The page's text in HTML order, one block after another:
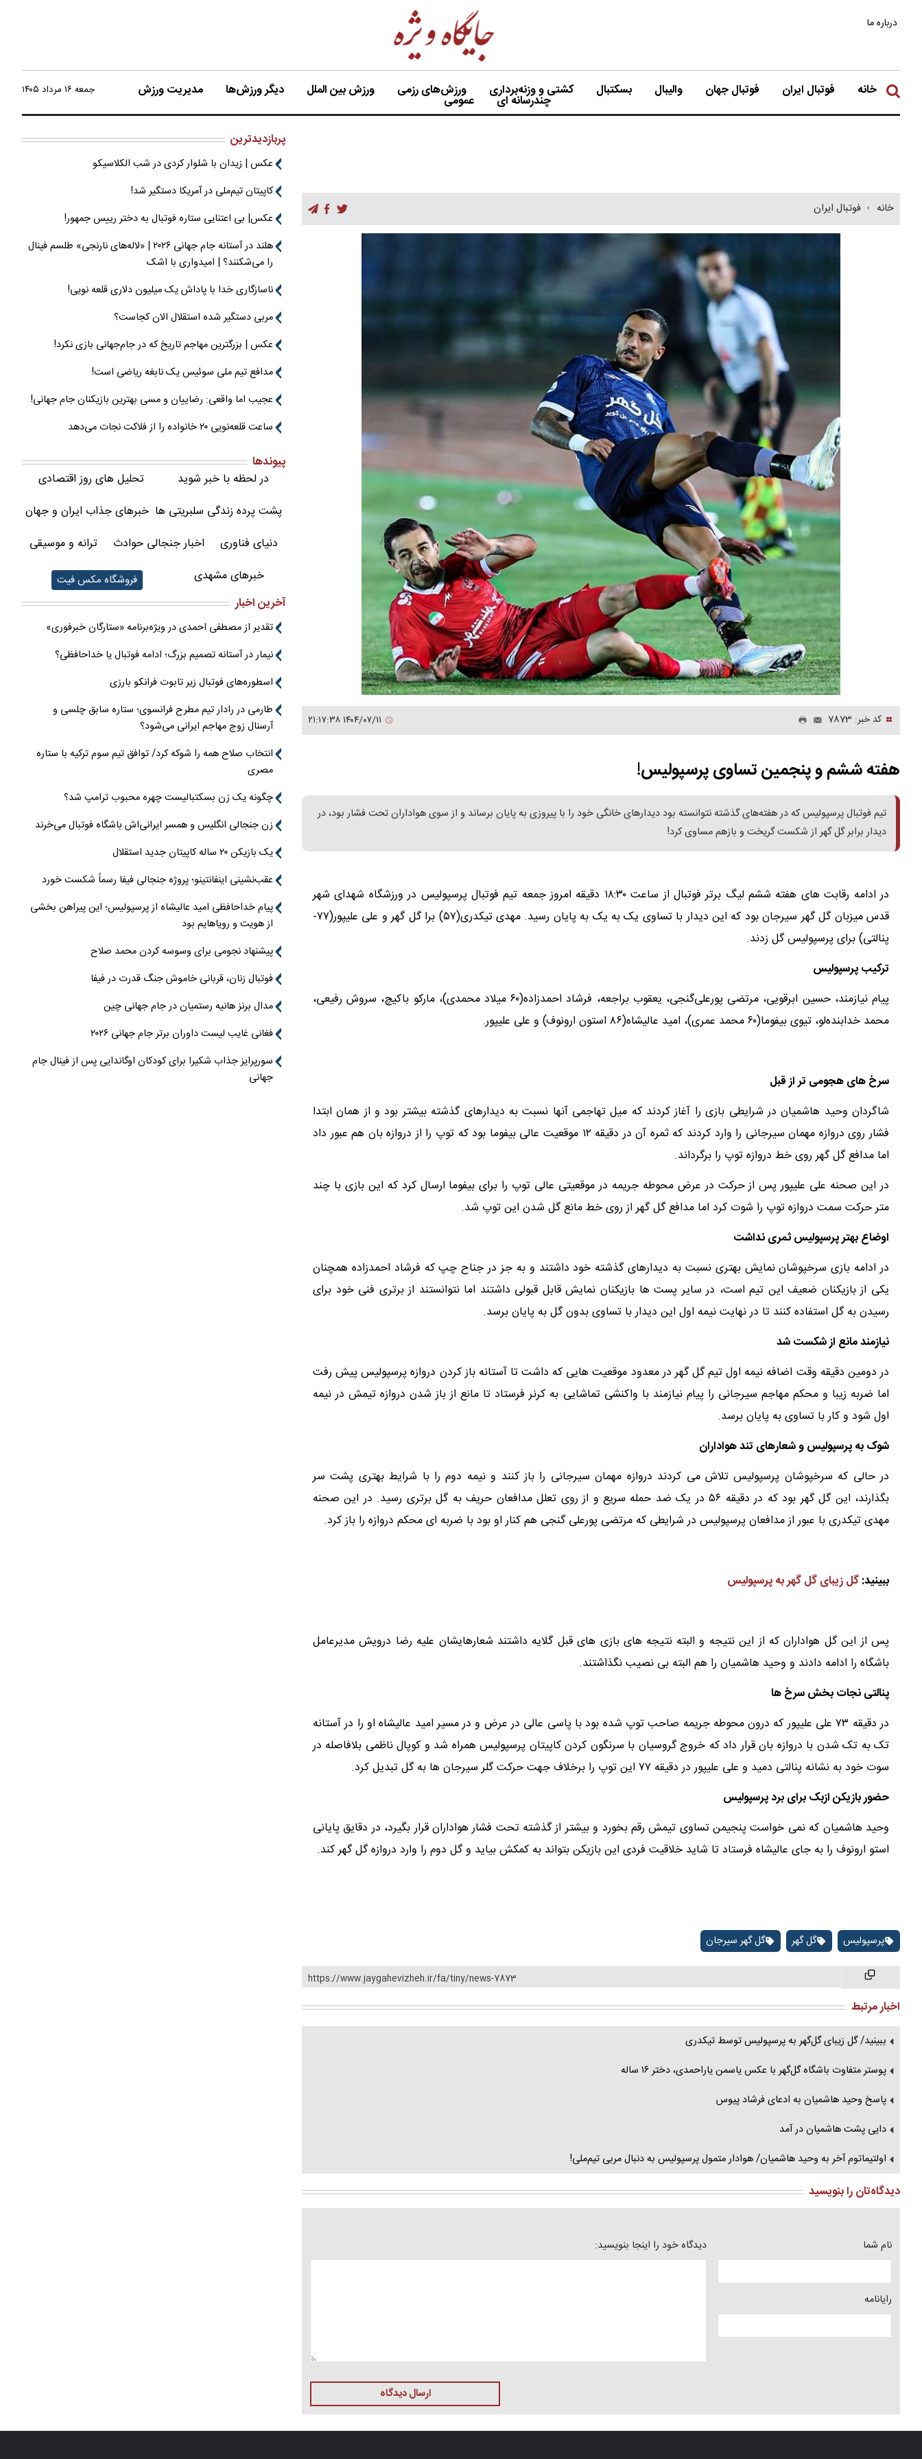
درباره ما
خانه فوتبال ایران فوتبال جهان والیبال بسکتبال کشتی و وزنه‌برداری ورزش‌های رزمی ورزش بین الملل دیگر ورزش‌ها مدیریت ورزش
چندرسانه ای عمومی
جمعه ۱۶ مرداد ۱۴۰۵
خانه فوتبال ایران
کد خبر: 7873
هفته ششم و پنجمین تساوی پرسپولیس!
تیم فوتبال پرسپولیس که در هفته‌های گذشته نتوانسته بود دیدارهای خانگی خود را با پیروزی به پایان برساند و از سوی هواداران تحت فشار بود، در
دیدار برابر گل گهر از شکست گریخت و بازهم مساوی کرد!
در ادامه رقابت های هفته ششم لیگ برتر فوتبال از ساعت ۱۸:۳۰ دقیقه امروز جمعه تیم فوتبال پرسپولیس در ورزشگاه شهدای شهر
قدس میزبان گل گهر سیرجان بود که این دیدار با تساوی یک به یک به پایان رسید. مهدی تیکدری(۵۷) برا گل گهر و علی علیپور(۷۷-
پنالتی) برای پرسپولیس گل زدند.
ترکیب پرسپولیس
پیام نیازمند، حسین ابرقویی، مرتضی پورعلی‌گنجی، یعقوب براجعه، فرشاد احمدزاده(۶۰ میلاد محمدی)، مارکو باکیچ، سروش رفیعی،
محمد خدابنده‌لو، تیوی بیفوما(۶۰ محمد عمری)، امید عالیشاه(۸۶ استون ارونوف) و علی علیپور.
سرخ های هجومی تر از قبل
شاگردان وحید هاشمیان در شرایطی بازی را آغاز کردند که میل تهاجمی آنها نسبت به دیدارهای گذشته بیشتر بود و از همان ابتدا
فشار روی دروازه مهمان سیرجانی را وارد کردند که ثمره آن در دقیقه ۱۲ موقعیت عالی بیفوما بود که توپ را از دروازه بان هم عبور داد
اما مدافع گل گهر روی خط دروازه توپ را برگرداند.
در این صحنه علی علیپور پس از حرکت در عرض محوطه جریمه در موقعیتی عالی توپ را برای بیفوما ارسال کرد که این بازی با چند
متر حرکت سمت دروازه توپ را شوت کرد اما مدافع گل گهر از روی خط مانع گل شدن این توپ شد.
اوضاع بهتر پرسپولیس ثمری نداشت
در ادامه بازی سرخپوشان نمایش بهتری نسبت به دیدارهای گذشته خود داشتند و به جز در جناح چپ که فرشاد احمدزاده همچنان
یکی از بازیکنان ضعیف این تیم است، در سایر پست ها بازیکنان نمایش قابل قبولی داشتند اما نتوانستند از برتری فنی خود برای
رسیدن به گل استفاده کنند تا در نهایت نیمه اول این دیدار با تساوی بدون گل به پایان برسد.
نیازمند مانع از شکست شد
در دومین دقیقه وقت اضافه نیمه اول تیم گل گهر در معدود موقعیت هایی که داشت تا آستانه باز کردن دروازه پرسپولیس پیش رفت
اما ضربه زیبا و محکم مهاجم سیرجانی را پیام نیازمند با واکنشی تماشایی به کرنر فرستاد تا مانع از باز شدن دروازه تیمش در نیمه
اول شود و کار با تساوی به پایان برسد.
شوک به پرسپولیس و شعارهای تند هواداران
در حالی که سرخپوشان پرسپولیس تلاش می کردند دروازه مهمان سیرجانی را باز کنند و نیمه دوم را با شرایط بهتری پشت سر
بگذارند، این گل گهر بود که در دقیقه ۵۶ در یک ضد حمله سریع و از روی تعلل مدافعان حریف به گل برتری رسید. در این صحنه
مهدی تیکدری با عبور از مدافعان پرسپولیس در شرایطی که مرتضی پورعلی گنجی هم کنار او بود با ضربه ای محکم دروازه را باز کرد.
ببینید:گل زیبای گل گهر به پرسپولیس
پس از این گل هواداران که از این نتیجه و البته نتیجه های بازی های قبل گلایه داشتند شعارهایشان علیه رضا درویش مدیرعامل
باشگاه را ادامه دادند و وحید هاشمیان را هم البته بی نصیب نگذاشتند.
پنالتی نجات بخش سرخ ها
در دقیقه ۷۳ علی علیپور که درون محوطه جریمه صاحب توپ شده بود با پاسی عالی در عرض و در مسیر امید عالیشاه او را در آستانه
تک به تک شدن با دروازه بان قرار داد که خروج گروسیان با سرنگون کردن کاپیتان پرسپولیس همراه شد و کوپال ناظمی بلافاصله در
سوت خود به نشانه پنالتی دمید و علی علیپور در دقیقه ۷۷ این توپ را برخلاف جهت حرکت گلر سیرجان ها به گل تبدیل کرد.
حضور بازیکن ازبک برای برد پرسپولیس
وحید هاشمیان که نمی خواست پنجیمن تساوی تیمش رقم بخورد و بیشتر از گذشته تحت فشار هواداران قرار بگیرد، در دقایق پایانی
استو ارونوف را به جای عالیشاه فرستاد تا شاید خلاقیت فردی این بازیکن بتواند به کمکش بیاید و گل دوم را وارد دروازه گل گهر کند.
پرسپولیس گل گهر گل گهر سیرجان
https://www.jaygahevizheh.ir/fa/tiny/news-7873
اخبار مرتبط
ببینید/ گل زیبای گل‌گهر به پرسپولیس توسط تیکدری
پوستر متفاوت باشگاه گل‌گهر با عکس یاسمن یاراحمدی، دختر ۱۶ ساله
پاسخ وحید هاشمیان به ادعای فرشاد پیوس
دایی پشت هاشمیان در آمد
اولتیماتوم آخر به وحید هاشمیان/ هوادار متمول پرسپولیس به دنبال مربی تیم‌ملی!
دیدگاه‌تان را بنویسید
نام شما
رایانامه
دیدگاه خود را اینجا بنویسید:
ارسال دیدگاه
پربازدیدترین
عکس | زیدان با شلوار کردی در شب الکلاسیکو
کاپیتان تیم‌ملی در آمریکا دستگیر شد!
عکس| بی اعتنایی ستاره فوتبال به دختر رییس جمهور!
هلند در آستانه جام جهانی ۲۰۲۶ | «لاله‌های نارنجی» طلسم فینال
را می‌شکنند؟ | امیدواری با اشک
ناسازگاری خدا با پاداش یک میلیون دلاری قلعه نویی!
مربی دستگیر شده استقلال الان کجاست؟
عکس | بزرگترین مهاجم تاریخ که در جام‌جهانی بازی نکرد!
مدافع تیم ملی سوئیس یک نابغه ریاضی است!
عجیب اما واقعی: رضاییان و مسی بهترین بازیکنان جام جهانی!
ساعت قلعه‌نویی ۲۰ خانواده را از فلاکت نجات می‌دهد
پیوندها
در لحظه با خبر شوید
تحلیل های روز اقتصادی
پشت پرده زندگی سلبریتی ها خبرهای جذاب ایران و جهان
دنیای فناوری
اخبار جنجالی حوادث
ترانه و موسیقی
خبرهای مشهدی
فروشگاه مکس فیت
آخرین اخبار
تقدیر از مصطفی احمدی در ویژه‌برنامه «ستارگان خبرفوری»
نیمار در آستانه تصمیم بزرگ؛ ادامه فوتبال یا خداحافظی؟
اسطوره‌های فوتبال زیر تابوت فرانکو بارزی
طارمی در رادار تیم مطرح فرانسوی؛ ستاره سابق چلسی و
آرسنال زوج مهاجم ایرانی می‌شود؟
انتخاب صلاح همه را شوکه کرد/ توافق تیم سوم ترکیه با ستاره
مصری
چگونه یک زن بسکتبالیست چهره محبوب ترامپ شد؟
زن جنجالی انگلیس و همسر ایرانی‌اش باشگاه فوتبال می‌خرند
یک بازیکن ۲۰ ساله کاپیتان جدید استقلال
عقب‌نشینی اینفانتینو؛ پروژه جنجالی فیفا رسماً شکست خورد
پیام خداحافظی امید عالیشاه از پرسپولیس؛ این پیراهن بخشی
از هویت و رویاهایم بود
پیشنهاد نجومی برای وسوسه کردن محمد صلاح
فوتبال زنان، قربانی خاموش جنگ قدرت در فیفا
مدال برنز هانیه رستمیان در جام جهانی چین
فغانی غایب لیست داوران برتر جام جهانی ۲۰۲۶
سورپرایز جذاب شکیرا برای کودکان اوگاندایی پس از فینال جام
جهانی